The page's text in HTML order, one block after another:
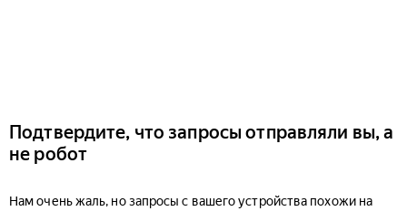
Подтвердите, что запросы отправляли вы, а
не робот
Нам очень жаль, но запросы с вашего устройства похожи на